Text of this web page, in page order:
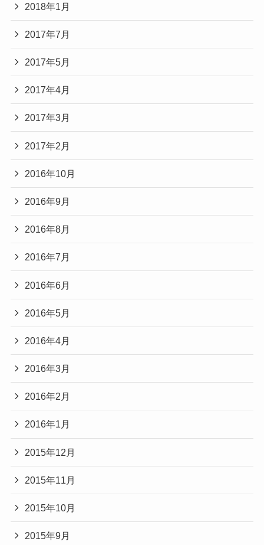
2018年1月
2017年7月
2017年5月
2017年4月
2017年3月
2017年2月
2016年10月
2016年9月
2016年8月
2016年7月
2016年6月
2016年5月
2016年4月
2016年3月
2016年2月
2016年1月
2015年12月
2015年11月
2015年10月
2015年9月